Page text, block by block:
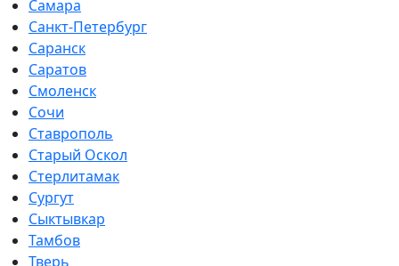
Самара
Санкт-Петербург
Саранск
Саратов
Смоленск
Сочи
Ставрополь
Старый Оскол
Стерлитамак
Сургут
Сыктывкар
Тамбов
Тверь